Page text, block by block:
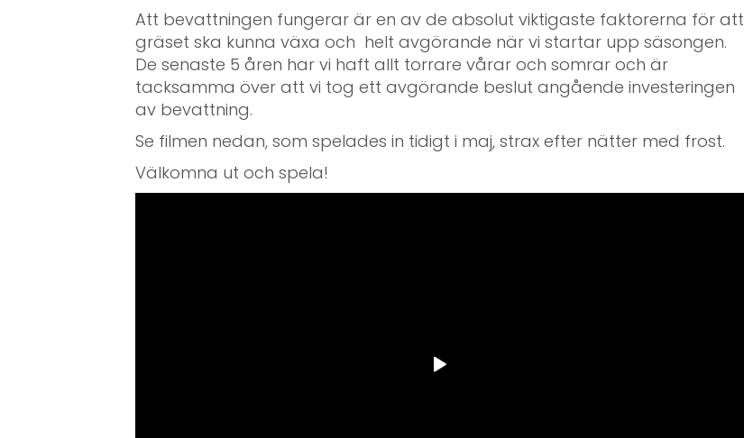
Att bevattningen fungerar är en av de absolut viktigaste faktorerna för att
gräset ska kunna växa och helt avgörande när vi startar upp säsongen.
De senaste 5 åren har vi haft allt torrare vårar och somrar och är
tacksamma över att vi tog ett avgörande beslut angående investeringen
av bevattning.
Se filmen nedan, som spelades in tidigt i maj, strax efter nätter med frost.
Välkomna ut och spela!